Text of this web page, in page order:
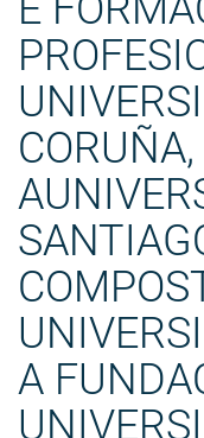
CORUÑA,
A